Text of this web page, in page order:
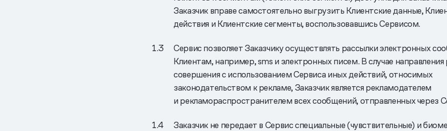
Заказчик вправе самостоятельно выгрузить Клиентские данные,
действия и Клиентские сегменты, воспользовавшись Сервисом.
Сервис позволяет Заказчику осуществлять рассылки электронных
Клиентам, например, sms и электронных писем. В случае направления
совершения с использованием Сервиса иных действий, относимых
законодательством к рекламе, Заказчик является рекламодателем
и рекламораспространителем всех сообщений, отправленных через
Заказчик не передает в Сервис специальные (чувствительные) и